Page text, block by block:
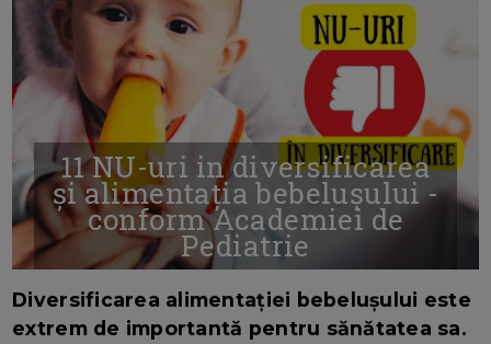
11 NU-uri in diversificarea
și alimentația bebelușului -
conform Academiei de
Pediatrie
Diversificarea alimentației bebelușului este
extrem de importantă pentru sănătatea sa.